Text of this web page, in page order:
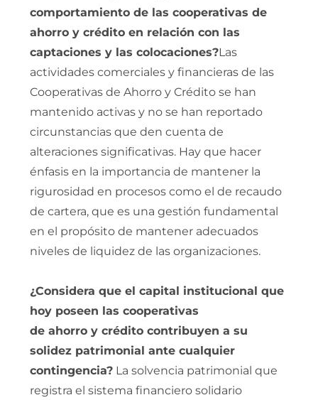
comportamiento de las cooperativas de
ahorro y crédito en relación con las
captaciones y las colocaciones?Las
actividades comerciales y financieras de las
Cooperativas de Ahorro y Crédito se han
mantenido activas y no se han reportado
circunstancias que den cuenta de
alteraciones significativas. Hay que hacer
énfasis en la importancia de mantener la
rigurosidad en procesos como el de recaudo
de cartera, que es una gestión fundamental
en el propósito de mantener adecuados
niveles de liquidez de las organizaciones.
¿Considera que el capital institucional que
hoy poseen las cooperativas
de ahorro y crédito contribuyen a su
solidez patrimonial ante cualquier
contingencia? La solvencia patrimonial que
registra el sistema financiero solidario